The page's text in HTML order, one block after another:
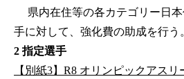
県内在住等の各カテゴリー日本
手に対して、強化費の助成を行う
2 指定選手
【別紙3】R8 オリンピックアス